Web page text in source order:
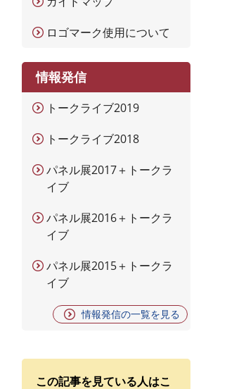
ロゴマーク使用について
情報発信
トークライブ2019
トークライブ2018
パネル展2017＋トークラ
イブ
パネル展2016＋トークラ
イブ
パネル展2015＋トークラ
イブ
情報発信の一覧を見る
この記事を見ている人はこ